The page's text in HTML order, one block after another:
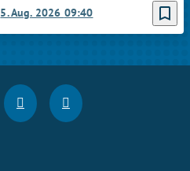
bookmark_border
5. Aug. 2026 09:40